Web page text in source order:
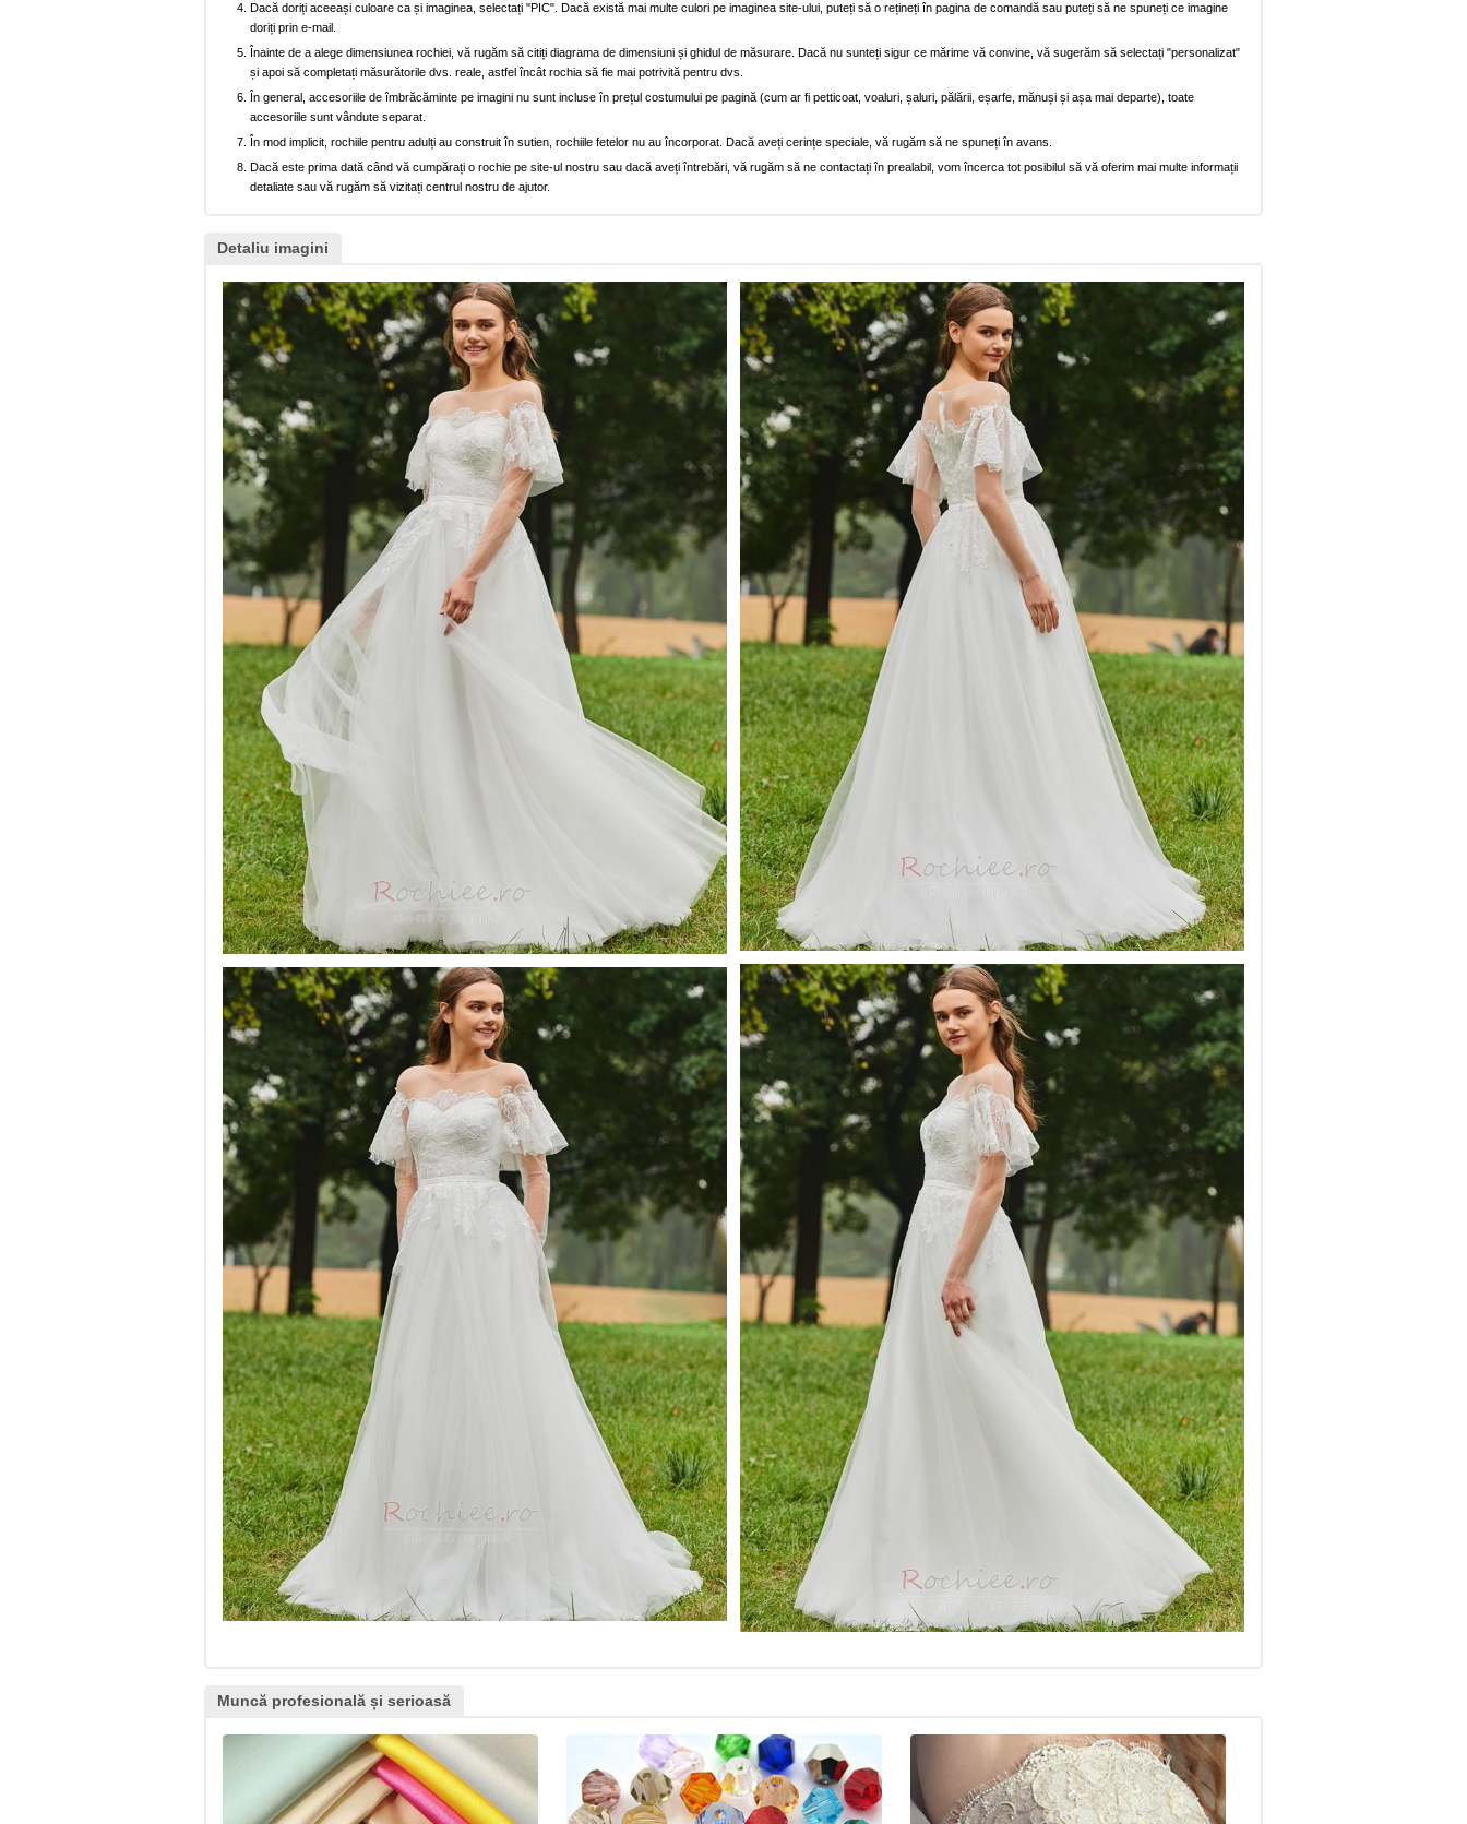
Dacă doriți aceeași culoare ca și imaginea, selectați "PIC". Dacă există mai multe culori pe imaginea site-ului, puteți să o rețineți în pagina de comandă sau puteți să ne spuneți ce imagine
doriți prin e-mail.
Înainte de a alege dimensiunea rochiei, vă rugăm să citiți diagrama de dimensiuni și ghidul de măsurare. Dacă nu sunteți sigur ce mărime vă convine, vă sugerăm să selectați "personalizat"
și apoi să completați măsurătorile dvs. reale, astfel încât rochia să fie mai potrivită pentru dvs.
În general, accesoriile de îmbrăcăminte pe imagini nu sunt incluse în prețul costumului pe pagină (cum ar fi petticoat, voaluri, șaluri, pălării, eșarfe, mănuși și așa mai departe), toate
accesoriile sunt vândute separat.
În mod implicit, rochiile pentru adulți au construit în sutien, rochiile fetelor nu au încorporat. Dacă aveți cerințe speciale, vă rugăm să ne spuneți în avans.
Dacă este prima dată când vă cumpărați o rochie pe site-ul nostru sau dacă aveți întrebări, vă rugăm să ne contactați în prealabil, vom încerca tot posibilul să vă oferim mai multe informații
detaliate sau vă rugăm să vizitați centrul nostru de ajutor.
Detaliu imagini
Muncă profesională și serioasă